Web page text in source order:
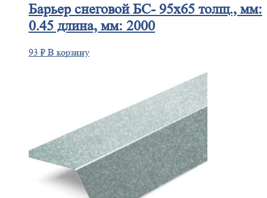
Барьерснеговой БС- 95х65 толщ., мм:
0.45 длина, мм: 2000
93 ₽ В корзину